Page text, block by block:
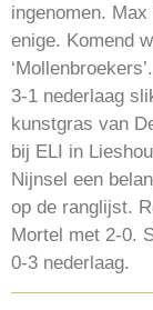
ingenomen.
enige. Komend
3-1 nederlaag
kunstgras van
bij ELI in
Nijnsel een
op de ranglijst.
Mortel met 2-0.
0-3 nederlaag.